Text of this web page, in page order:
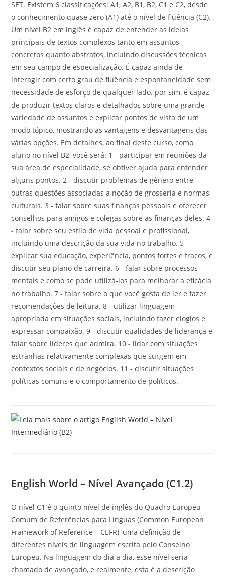
SET. Existem 6 classificações: A1, A2, B1, B2, C1 e C2, desde
o conhecimento quase zero (A1) até o nível de fluência (C2).
Um nível B2 em inglês é capaz de entender as ideias
principais de textos complexos tanto em assuntos
concretos quanto abstratos, incluindo discussões técnicas
em seu campo de especialização. É capaz ainda de
interagir com certo grau de fluência e espontaneidade sem
necessidade de esforço de qualquer lado. por sim, é capaz
de produzir textos claros e detalhados sobre uma grande
variedade de assuntos e explicar pontos de vista de um
modo tópico, mostrando as vantagens e desvantagens das
várias opções. Em detalhes, ao final deste curso, como
aluno no nível B2, você será: 1 - participar em reuniões da
sua área de especialidade, se obtiver ajuda para entender
alguns pontos. 2 - discutir problemas de gênero entre
outras questões associadas a noção de grosseria e normas
culturais. 3 - falar sobre suas finanças pessoais e oferecer
conselhos para amigos e colegas sobre as finanças deles. 4
- falar sobre seu estilo de vida pessoal e profissional,
incluindo uma descrição da sua vida no trabalho. 5 -
explicar sua educação, experiência, pontos fortes e fracos, e
discutir seu plano de carreira. 6 - falar sobre processos
mentais e como se pode utilizá-los para melhorar a eficácia
no trabalho. 7 - falar sobre o que você gosta de ler e fazer
recomendações de leitura. 8 - utilizar linguagem
apropriada em situações sociais, incluindo fazer elogios e
expressar compaixão. 9 - discutir qualidades de liderança e
falar sobre líderes que admira. 10 - lidar com situações
estranhas relativamente complexas que surgem em
contextos sociais e de negócios. 11 - discutir situações
políticas comuns e o comportamento de políticos.
English World – Nível Avançado (C1.2)
O nível C1 é o quinto nível de inglês do Quadro Europeu
Comum de Referências para Línguas (Common European
Framework of Reference – CEFR), uma definição de
diferentes níveis de linguagem escrita pelo Conselho
Europeu. Na linguagem do dia a dia, esse nível seria
chamado de avançado, e realmente, esta é a descrição